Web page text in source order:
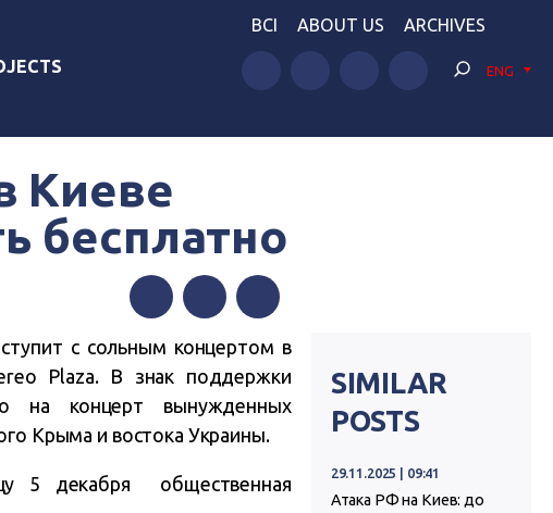
BCI ABOUT US ARCHIVES
ENG
Киеве
бесплатно
FacebookTwitterTelegram
с сольным концертом в
Plaza. В знак поддержки
на концерт вынужденных
Крыма и востока Украины.
5 декабря общественная
SIMILAR
POSTS
29.11.2025 | 09:41
Атака РФ на Киев: до